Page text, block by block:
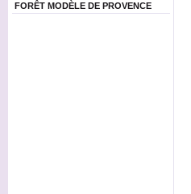
FORÊT MODÈLE DE PROVENCE